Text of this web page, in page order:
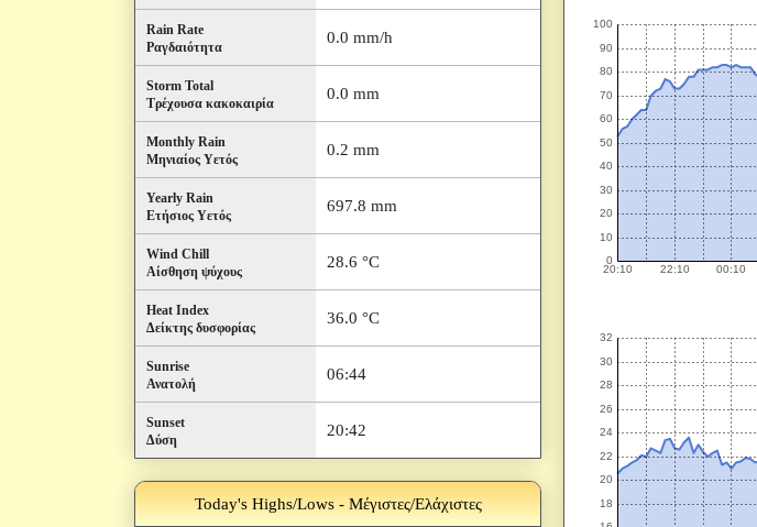
Rain Rate
Ραγδαιότητα
0.0 mm/h
Storm Total
Τρέχουσα κακοκαιρία
0.0 mm
Monthly Rain
Μηνιαίος Υετός
0.2 mm
Yearly Rain
Ετήσιος Υετός
697.8 mm
Wind Chill
Αίσθηση ψύχους
28.6 °C
Heat Index
Δείκτης δυσφορίας
36.0 °C
Sunrise
Ανατολή
06:44
Sunset
Δύση
20:42
Today's Highs/Lows - Μέγιστες/Ελάχιστες